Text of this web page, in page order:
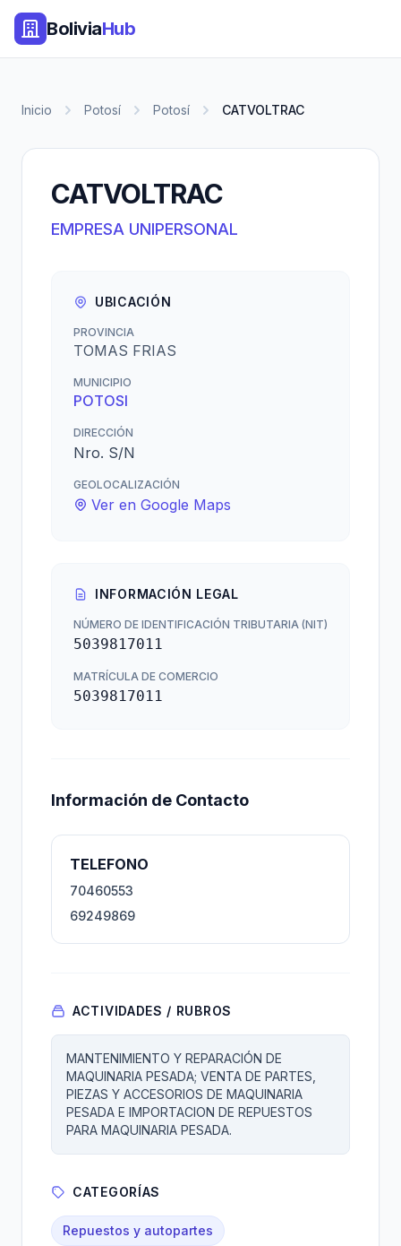
BoliviaHub
Inicio Potosí Potosí CATVOLTRAC
CATVOLTRAC
EMPRESA UNIPERSONAL
UBICACIÓN
PROVINCIA
TOMAS FRIAS
MUNICIPIO
POTOSI
DIRECCIÓN
Nro. S/N
GEOLOCALIZACIÓN
Ver en Google Maps
INFORMACIÓN LEGAL
NÚMERO DE IDENTIFICACIÓN TRIBUTARIA (NIT)
5039817011
MATRÍCULA DE COMERCIO
5039817011
Información de Contacto
TELEFONO
70460553
69249869
ACTIVIDADES / RUBROS
MANTENIMIENTO Y REPARACIÓN DE
MAQUINARIA PESADA; VENTA DE PARTES,
PIEZAS Y ACCESORIOS DE MAQUINARIA
PESADA E IMPORTACION DE REPUESTOS
PARA MAQUINARIA PESADA.
CATEGORÍAS
Repuestos y autopartes